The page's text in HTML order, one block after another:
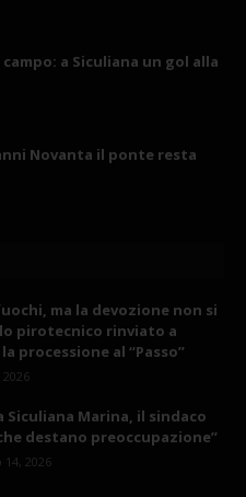
a Siculiana un gol alla
Novanta il ponte resta
ma la devozione non si
pirotecnico rinviato a
processione al “Passo”
Marina, il sindaco
destano preoccupazione”
2026